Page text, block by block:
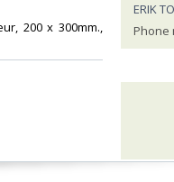
200 x 300mm.,
ERIK
Phone